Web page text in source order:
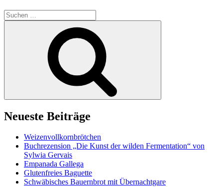
Suchen
nach:
Neueste Beiträge
Weizenvollkornbrötchen
Buchrezension „Die Kunst der wilden Fermentation“ von
Sylwia Gervais
Empanada Gallega
Glutenfreies Baguette
Schwäbisches Bauernbrot mit Übernachtgare